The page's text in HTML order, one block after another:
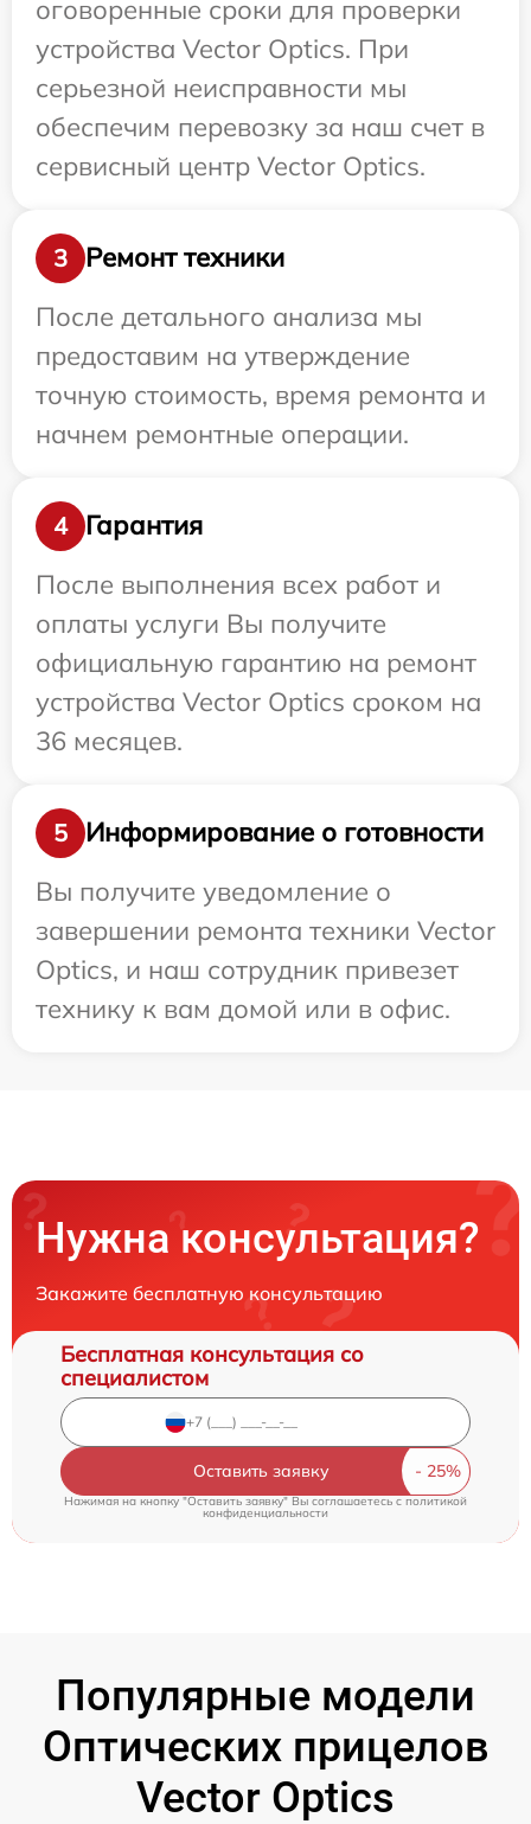
оговоренные сроки для проверки
устройства Vector Optics. При
серьезной неисправности мы
обеспечим перевозку за наш счет в
сервисный центр Vector Optics.
3
Ремонт техники
После детального анализа мы
предоставим на утверждение
точную стоимость, время ремонта и
начнем ремонтные операции.
4
Гарантия
После выполнения всех работ и
оплаты услуги Вы получите
официальную гарантию на ремонт
устройства Vector Optics сроком на
36 месяцев.
5
Информирование о готовности
Вы получите уведомление о
завершении ремонта техники Vector
Optics, и наш сотрудник привезет
технику к вам домой или в офис.
Нужна консультация?
Закажите бесплатную консультацию
Бесплатная консультация со
специалистом
Оставить заявку
Нажимая на кнопку "Оставить заявку" Вы соглашаетесь cполитикой
конфиденциальности
Популярные модели
Оптических прицелов
Vector Optics